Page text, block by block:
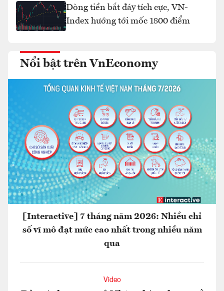
Dòng tiền bắt đáy tích cực, VN-
Index hướng tới mốc 1800 điểm
Nổi bật trên VnEconomy
[Interactive] 7 tháng năm 2026: Nhiều chỉ
số vĩ mô đạt mức cao nhất trong nhiều năm
qua
Video